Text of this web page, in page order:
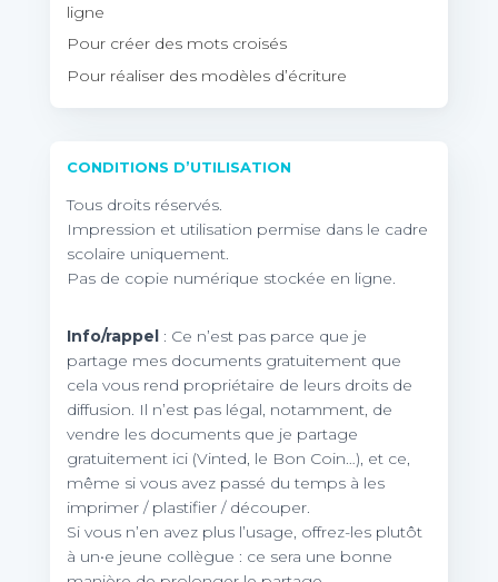
ligne
Pour créer des mots croisés
Pour réaliser des modèles d’écriture
CONDITIONS D’UTILISATION
Tous droits réservés.
Impression et utilisation permise dans le cadre
scolaire uniquement.
Pas de copie numérique stockée en ligne.
Info/rappel : Ce n’est pas parce que je
partage mes documents gratuitement que
cela vous rend propriétaire de leurs droits de
diffusion. Il n’est pas légal, notamment, de
vendre les documents que je partage
gratuitement ici (Vinted, le Bon Coin…), et ce,
même si vous avez passé du temps à les
imprimer / plastifier / découper.
Si vous n’en avez plus l’usage, offrez-les plutôt
à un•e jeune collègue : ce sera une bonne